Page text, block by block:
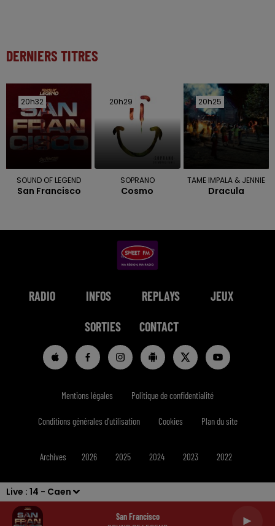
Live : 14 - Caen
San Francisco
DERNIERS TITRES
20h32
20h32
SOUND OF LEGEND
San Francisco
20h29
20h29
SOPRANO
Cosmo
20h25
20h25
TAME IMPALA & JENNIE
Dracula
RADIO INFOS REPLAYS JEUX
SORTIES CONTACT
Mentions légales Politique de confidentialité
Conditions générales d'utilisation Cookies Plan du site
Archives 2026 2025 2024 2023 2022